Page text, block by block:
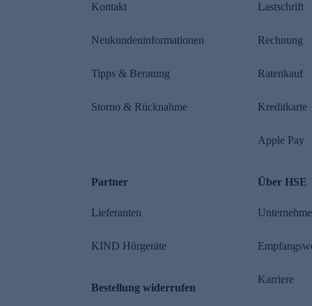
Kontakt
Neukundeninformationen
Tipps & Beratung
Storno & Rücknahme
Lastschrift
Rechnung
Ratenkauf
Kreditkarte
Apple Pay
Partner
Lieferanten
KIND Hörgeräte
Bestellung widerrufen
Über HSE
Karriere